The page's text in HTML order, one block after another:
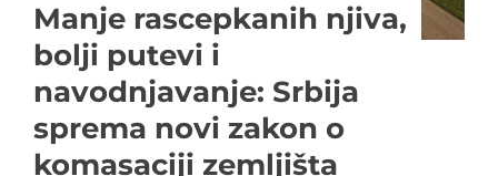
Manje rascepkanih njiva,
bolji putevi i
navodnjavanje: Srbija
sprema novi zakon o
komasaciji zemljišta